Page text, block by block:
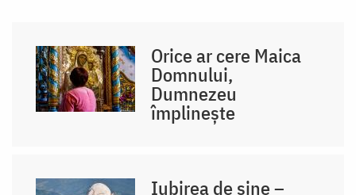
Orice ar cere Maica
Domnului,
Dumnezeu
împlinește
Iubirea de sine –